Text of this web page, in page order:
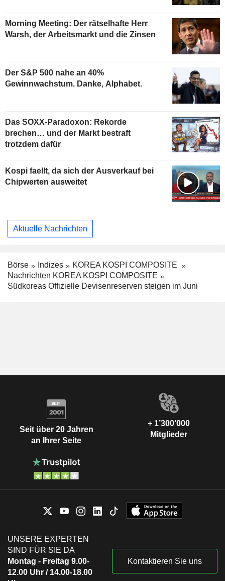
Morning Meeting: Der rätselhafte Herr
Warsh, der Arbeitsmarkt und die Zinsen
Der S&P 500 nahe an 40%
Gewinnwachstum. Danke, Alphabet.
Das SOXX-Paradoxon: Rekorde
brechen… und der Markt bestraft
trotzdem dafür
Kospi faellt, da sich der Ausverkauf bei
Chipwerten ausweitet
Aktuelle Nachrichten
Börse Indizes
KOREA KOSPI COMPOSITE
Nachrichten KOREA KOSPI COMPOSITE
Südkoreas Offizielle Devisenreserven steigen im Juni
Seit über 20 Jahren
an Ihrer Seite
+ 1’300’000
Mitglieder
UNSERE EXPERTEN
SIND FÜR SIE DA
Montag - Freitag 9.00-
12.00 Uhr / 14.00-18.00
Kontaktieren Sie uns